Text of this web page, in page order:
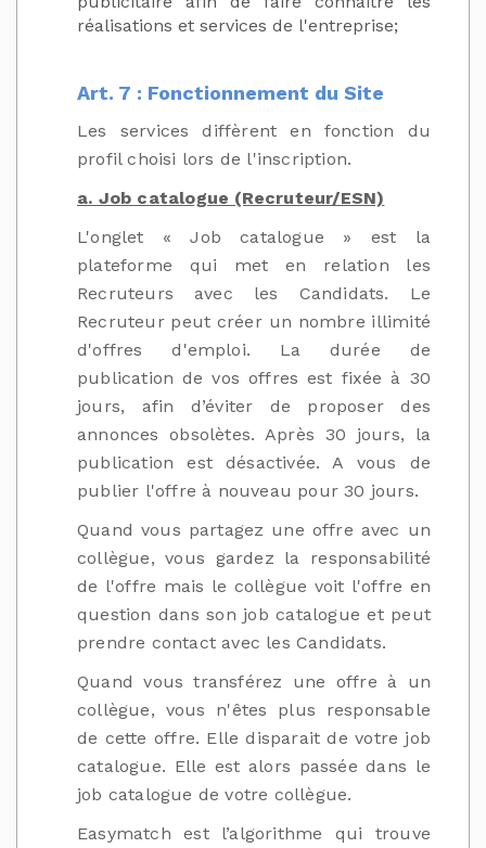
réalisations et services de l'entreprise;
Art. 7 : Fonctionnement du Site
Les services diffèrent en fonction du
profil choisi lors de l'inscription.
a. Job catalogue (Recruteur/ESN)
L'onglet « Job catalogue » est la
plateforme qui met en relation les
Recruteurs avec les Candidats. Le
Recruteur peut créer un nombre illimité
d'offres d'emploi. La durée de
publication de vos offres est fixée à 30
jours, afin d’éviter de proposer des
annonces obsolètes. Après 30 jours, la
publication est désactivée. A vous de
publier l'offre à nouveau pour 30 jours.
Quand vous partagez une offre avec un
collègue, vous gardez la responsabilité
de l'offre mais le collègue voit l'offre en
question dans son job catalogue et peut
prendre contact avec les Candidats.
Quand vous transférez une offre à un
collègue, vous n'êtes plus responsable
de cette offre. Elle disparait de votre job
catalogue. Elle est alors passée dans le
job catalogue de votre collègue.
Easymatch est l’algorithme qui trouve